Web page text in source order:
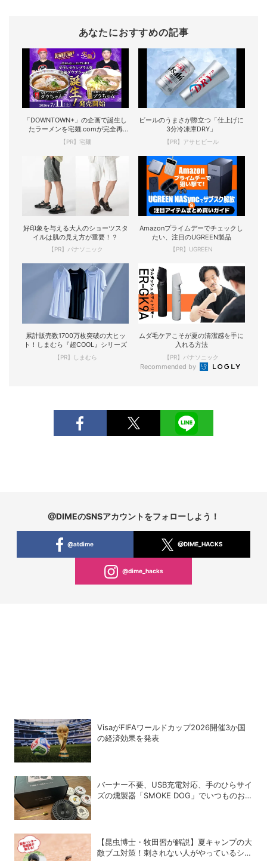
あなたにおすすめの記事
「DOWNTOWN+」の企画で誕生し
たラーメンを宅麺.comが完全再
現！
【PR】宅麺
ビールのうまさが際立つ「仕上げに
3分冷凍庫DRY」
【PR】アサヒビール
好印象を与える大人のショーツスタ
イルは肌の見え方が重要！？
【PR】パナソニック
Amazonプライムデーでチェックし
たい、注目のUGREEN製品
【PR】UGREEN
累計販売数1700万枚突破の大ヒッ
ト！しまむら『超COOL』シリーズ
【PR】しまむら
ムダ毛ケアこそが夏の清潔感を手に
入れる方法
【PR】パナソニック
Recommended by
@DIMEのSNSアカウントをフォローしよう！
@atdime @DIME_HACKS
@dime_hacks
VisaがFIFAワールドカップ2026開催3か国
の経済効果を発表
バーナー不要、USB充電対応、手のひらサイ
ズの燻製器「SMOKE DOG」でいつものお
【昆虫博士・牧田習が解説】夏キャンプの大
敵ブユ対策！刺されない人がやっているシン